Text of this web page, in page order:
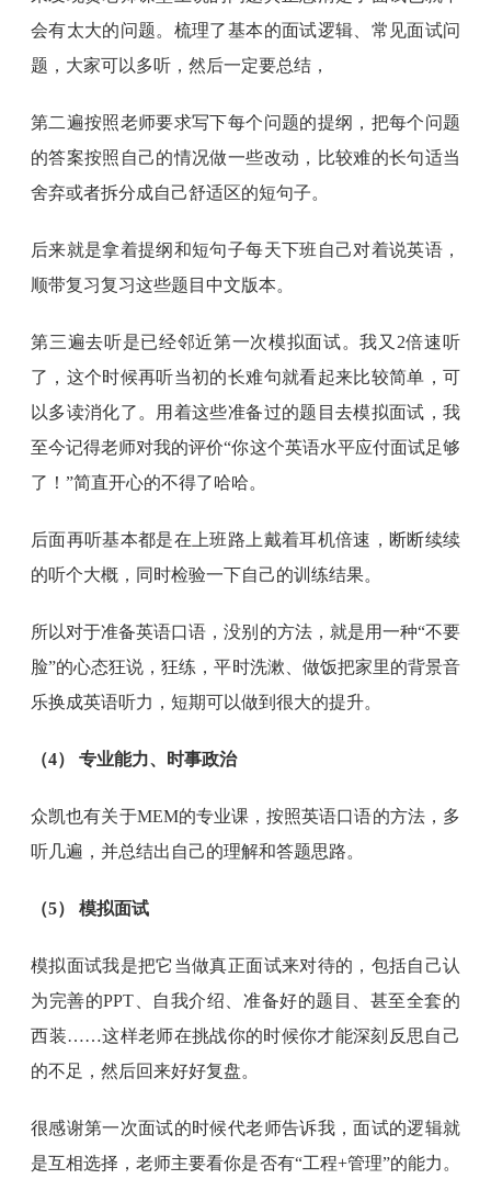
会有太大的问题。梳理了基本的面试逻辑、常见面试问
题，大家可以多听，然后一定要总结，
第二遍按照老师要求写下每个问题的提纲，把每个问题
的答案按照自己的情况做一些改动，比较难的长句适当
舍弃或者拆分成自己舒适区的短句子。
后来就是拿着提纲和短句子每天下班自己对着说英语，
顺带复习复习这些题目中文版本。
第三遍去听是已经邻近第一次模拟面试。我又2倍速听
了，这个时候再听当初的长难句就看起来比较简单，可
以多读消化了。用着这些准备过的题目去模拟面试，我
至今记得老师对我的评价“你这个英语水平应付面试足够
了！”简直开心的不得了哈哈。
后面再听基本都是在上班路上戴着耳机倍速，断断续续
的听个大概，同时检验一下自己的训练结果。
所以对于准备英语口语，没别的方法，就是用一种“不要
脸”的心态狂说，狂练，平时洗漱、做饭把家里的背景音
乐换成英语听力，短期可以做到很大的提升。
（4） 专业能力、时事政治
众凯也有关于MEM的专业课，按照英语口语的方法，多
听几遍，并总结出自己的理解和答题思路。
（5） 模拟面试
模拟面试我是把它当做真正面试来对待的，包括自己认
为完善的PPT、自我介绍、准备好的题目、甚至全套的
西装……这样老师在挑战你的时候你才能深刻反思自己
的不足，然后回来好好复盘。
很感谢第一次面试的时候代老师告诉我，面试的逻辑就
是互相选择，老师主要看你是否有“工程+管理”的能力。